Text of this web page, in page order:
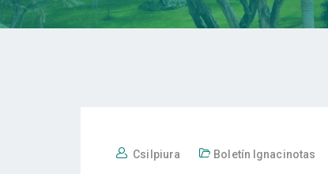
Csilpiura Boletín Ignacinotas